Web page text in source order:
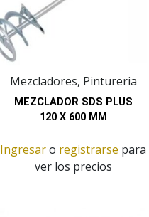
Mezcladores, Pintureria
MEZCLADOR SDS PLUS
120 X 600 MM
Ingresaro registrarse para
ver los precios